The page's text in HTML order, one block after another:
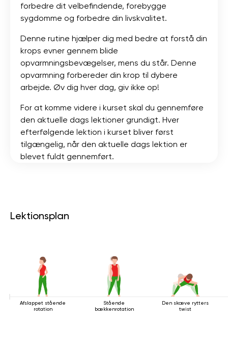
forbedre dit velbefindende, forebygge
sygdomme og forbedre din livskvalitet.
Denne rutine hjælper dig med bedre at forstå din
krops evner gennem blide
opvarmningsbevægelser, mens du står. Denne
opvarmning forbereder din krop til dybere
arbejde. Øv dig hver dag, giv ikke op!
For at komme videre i kurset skal du gennemføre
den aktuelle dags lektioner grundigt. Hver
efterfølgende lektion i kurset bliver først
tilgængelig, når den aktuelle dags lektion er
blevet fuldt gennemført.
Lektionsplan
Afslappet stående
rotation
Stående
bækkenrotation
Den skæve rytters
twist